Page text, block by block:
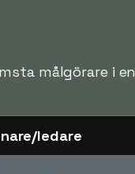
målgörare i en
ledare